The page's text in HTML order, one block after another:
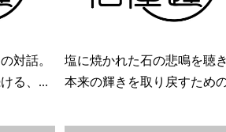
対話。
る、...
塩に焼かれた石の悲鳴を聴き
本来の輝きを取り戻すため